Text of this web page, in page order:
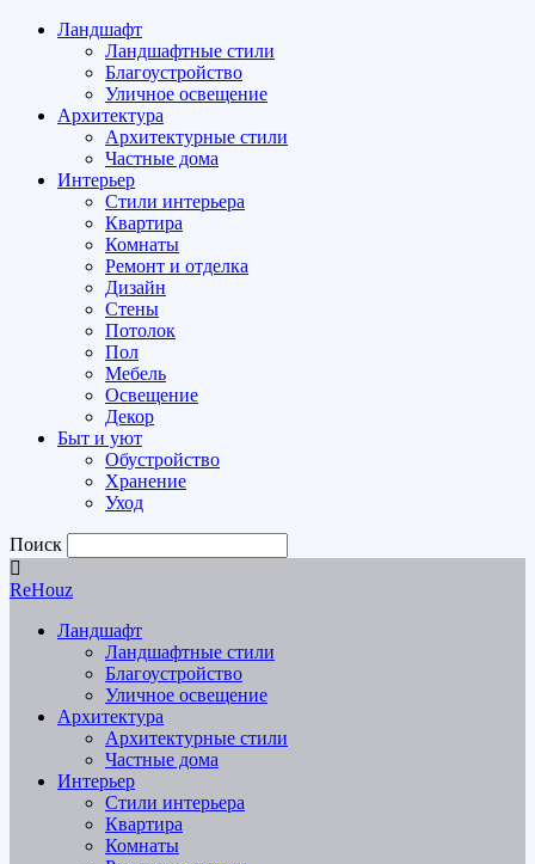
Ландшафт
Ландшафтные стили
Благоустройство
Уличное освещение
Архитектура
Архитектурные стили
Частные дома
Интерьер
Стили интерьера
Квартира
Комнаты
Ремонт и отделка
Дизайн
Стены
Потолок
Пол
Мебель
Освещение
Декор
Быт и уют
Обустройство
Хранение
Уход
Поиск
ReHouz
Ландшафт
Ландшафтные стили
Благоустройство
Уличное освещение
Архитектура
Архитектурные стили
Частные дома
Интерьер
Стили интерьера
Квартира
Комнаты